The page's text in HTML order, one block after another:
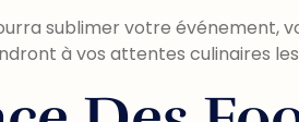
sublimer votre événement,
à vos attentes culinaires